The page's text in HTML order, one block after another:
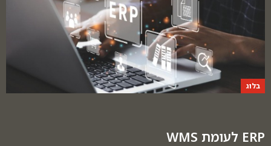
בלוג
ERP לעומת WMS